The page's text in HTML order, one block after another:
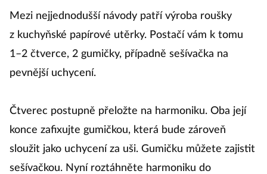
Mezi nejjednodušší návody patří výroba roušky
z kuchyňské papírové utěrky. Postačí vám k tomu
1–2 čtverce, 2 gumičky, případně sešívačka na
pevnější uchycení.
Čtverec postupně přeložte na harmoniku. Oba její
konce zafixujte gumičkou, která bude zároveň
sloužit jako uchycení za uši. Gumičku můžete zajistit
sešívačkou. Nyní roztáhněte harmoniku do